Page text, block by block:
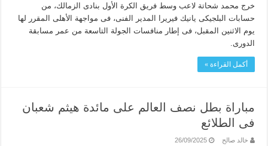
خرج محمد شحاتة لاعب وسط فريق الكرة الأول بنادى الزمالك، من
حسابات البلجيكى يانيك فيريرا المدير الفنى، فى مواجهة الأهلى المقرر لها
يوم الاثنين المقبل، فى إطار منافسات الجولة التاسعة من عمر مسابقة
الدورى.
أكمل القراءة »
مباراة بطل نصف العالم على مائدة هيثم شعبان
فى الطلائع
خالد صالح 26/09/2025